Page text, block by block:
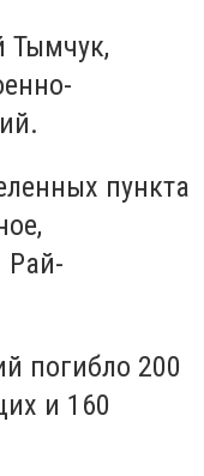
Тымчук,
пункта
Рай-
погибло 200
и 160